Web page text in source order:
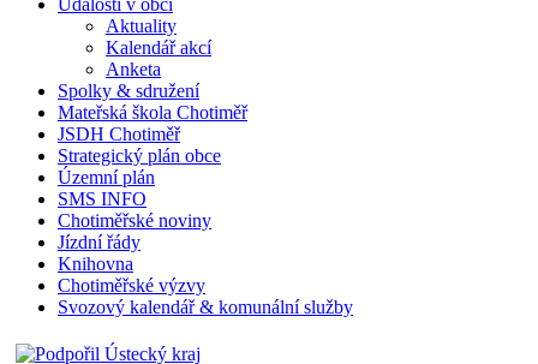
Události v obci
Aktuality
Kalendář akcí
Anketa
Spolky & sdružení
Mateřská škola Chotiměř
JSDH Chotiměř
Strategický plán obce
Územní plán
SMS INFO
Chotiměřské noviny
Jízdní řády
Knihovna
Chotiměřské výzvy
Svozový kalendář & komunální služby